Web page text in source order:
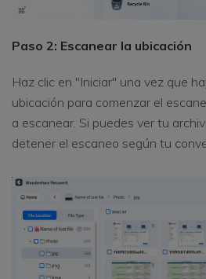
Paso 2: Escanear la ubicación
Haz clic en "Iniciar" una vez que
ubicación para comenzar el
a escanear. Si puedes ver tu
detener el escaneo según tu